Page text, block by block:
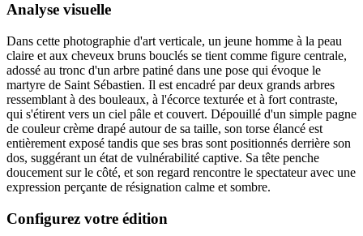
Analyse visuelle
Dans cette photographie d'art verticale, un jeune homme à la peau
claire et aux cheveux bruns bouclés se tient comme figure centrale,
adossé au tronc d'un arbre patiné dans une pose qui évoque le
martyre de Saint Sébastien. Il est encadré par deux grands arbres
ressemblant à des bouleaux, à l'écorce texturée et à fort contraste,
qui s'étirent vers un ciel pâle et couvert. Dépouillé d'un simple pagne
de couleur crème drapé autour de sa taille, son torse élancé est
entièrement exposé tandis que ses bras sont positionnés derrière son
dos, suggérant un état de vulnérabilité captive. Sa tête penche
doucement sur le côté, et son regard rencontre le spectateur avec une
expression perçante de résignation calme et sombre.
Configurez votre édition